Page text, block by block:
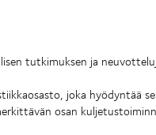
tutkimuksen ja
joka hyödyntää
osan